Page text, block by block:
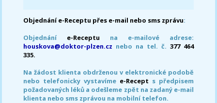
Objednání e-Receptu přes e-mail nebo sms zprávu:
Objednání e-Receptu na e-mailové adrese:
houskova@doktor-plzen.cz nebo na tel. č. 377 464
335.
Na žádost klienta obdrženou v elektronické podobě
nebo telefonicky vystavíme e-Recept s předpisem
požadovaných léků a odešleme zpět na zadaný e-mail
klienta nebo sms zprávou na mobilní telefon.